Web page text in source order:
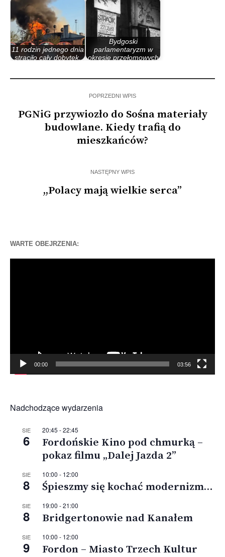
11 rodzin jednego dnia
straciło cały dobytek.
Bydgoski
parlamentaryzm w
okresie przełomowych
POPRZEDNI WPIS
PGNiG przywiozło do Sośna materiały
budowlane. Kiedy trafią do
mieszkańców?
NASTĘPNY WPIS
,,Polacy mają wielkie serca”
WARTE OBEJRZENIA:
00:00 03:56
Nadchodzące wydarzenia
SIE
6
20:45 -22:45
Fordońskie Kino pod chmurką –
pokaz filmu „Dalej Jazda 2”
SIE
8
10:00 - 12:00
Śpieszmy się kochać modernizm…
SIE
8
19:00 -21:00
Bridgertonowie nad Kanałem
SIE
9
10:00 - 12:00
Fordon – Miasto Trzech Kultur